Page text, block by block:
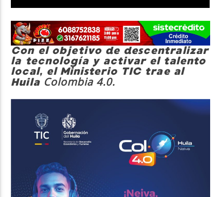
Neiva Estereo
Con el objetivo de descentralizar
la tecnología y activar el talento
local, el Ministerio TIC trae al
Huila Colombia 4.0.